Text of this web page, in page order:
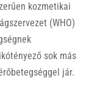
kozmetikai
(WHO)
sok más
jár.